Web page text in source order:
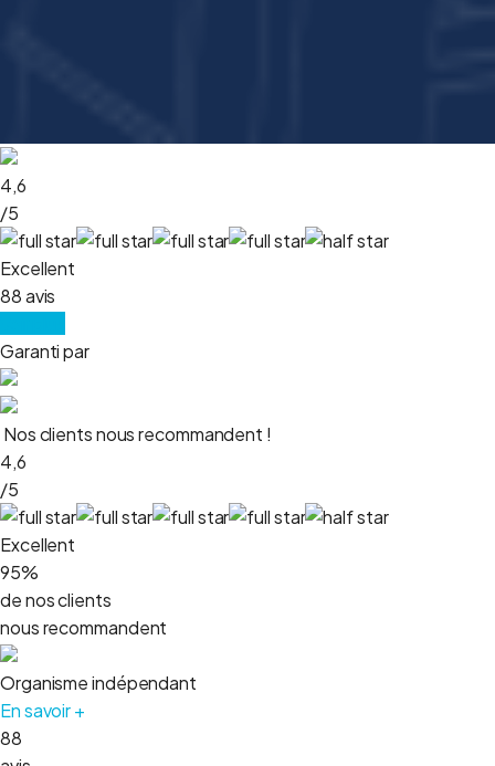
4,6
/5
Excellent
88 avis
Garanti par
Nos clients nous recommandent !
4,6
/5
Excellent
95%
de nos clients
nous recommandent
Organisme indépendant
En savoir +
88